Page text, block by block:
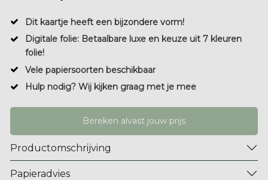
Dit kaartje heeft een bijzondere vorm!
Digitale folie: Betaalbare luxe en keuze uit 7 kleuren
folie!
Vele papiersoorten beschikbaar
Hulp nodig? Wij kijken graag met je mee
Bereken alvast jouw prijs
Productomschrijving
Papieradvies